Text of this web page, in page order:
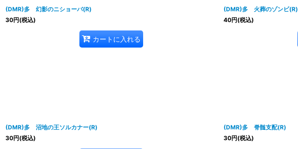
(DMR)多 幻影のニショーバ(R)
30円(税込)
カートに入れる
(DMR)多 火葬のゾンビ(R)
40円(税込)
(DMR)多 沼地の王ソルカナー(R)
30円(税込)
(DMR)多 脊髄支配(R)
30円(税込)